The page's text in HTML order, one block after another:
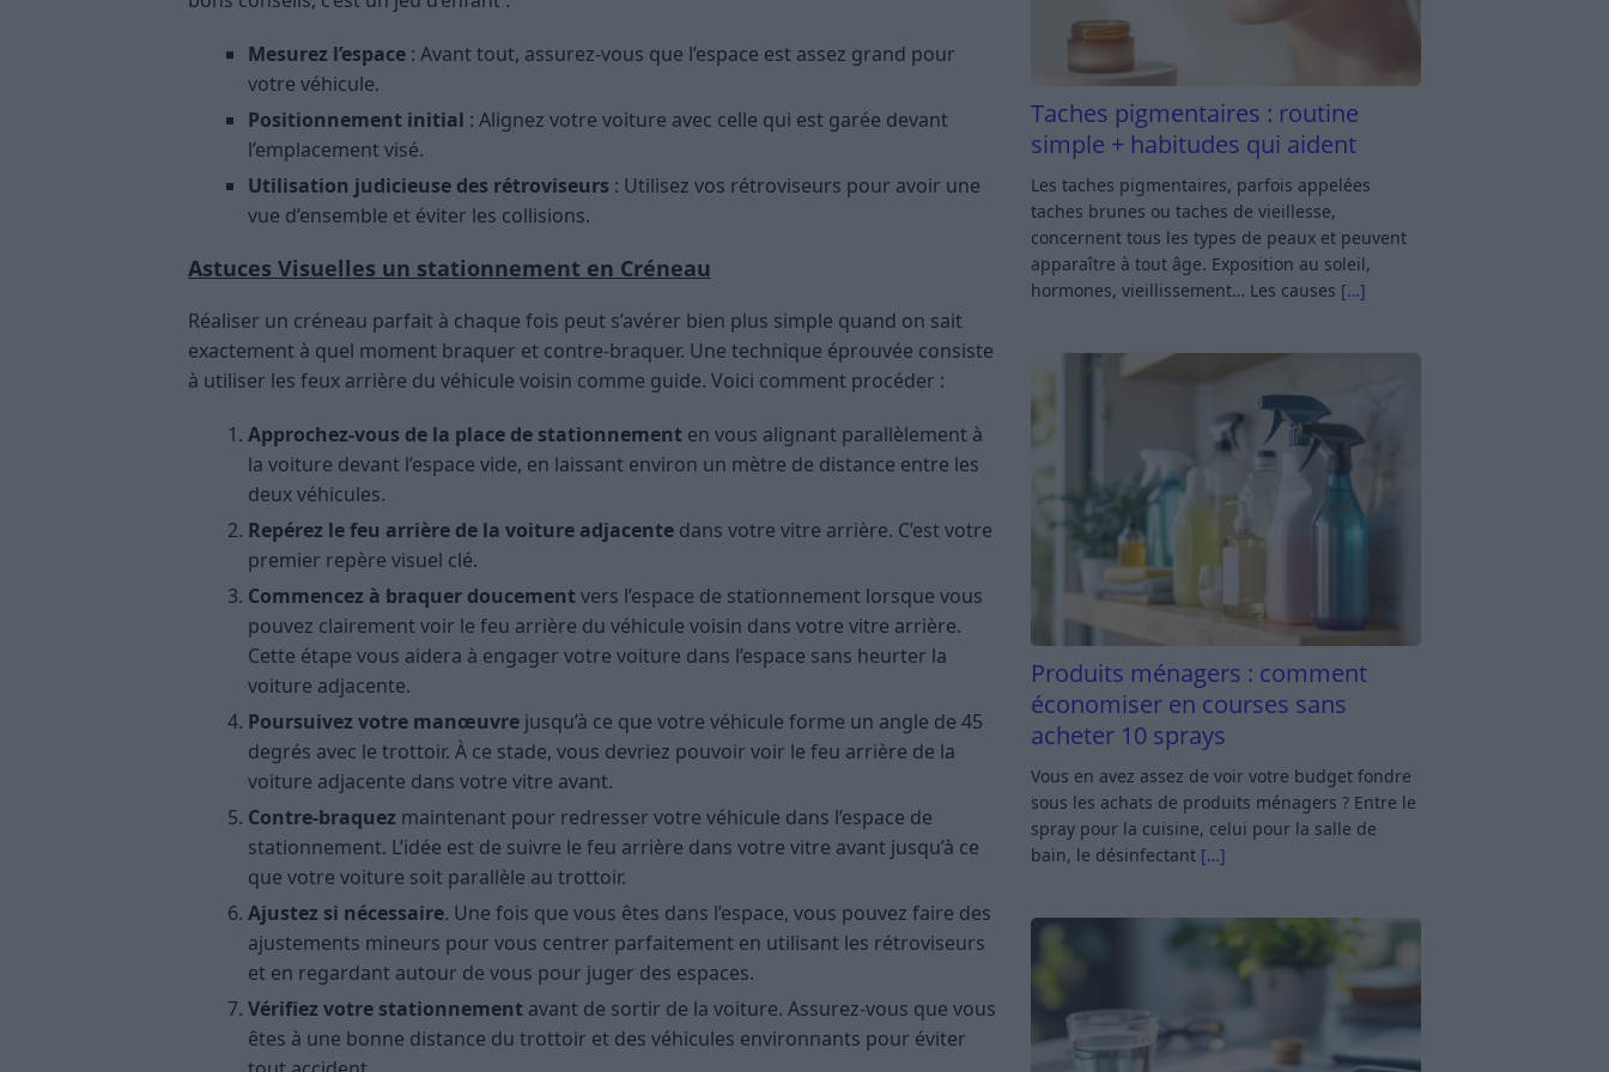
Mesurez l’espace : Avant tout, assurez-vous que l’espace est assez grand pour
votre véhicule.
Positionnement initial : Alignez votre voiture avec celle qui est garée devant
l’emplacement visé.
Utilisation judicieuse des rétroviseurs : Utilisez vos rétroviseurs pour avoir une
vue d’ensemble et éviter les collisions.
Astuces Visuelles un stationnement en Créneau
Réaliser un créneau parfait à chaque fois peut s’avérer bien plus simple quand on sait
exactement à quel moment braquer et contre-braquer. Une technique éprouvée consiste
à utiliser les feux arrière du véhicule voisin comme guide. Voici comment procéder :
Approchez-vous de la place de stationnement en vous alignant parallèlement à
la voiture devant l’espace vide, en laissant environ un mètre de distance entre les
deux véhicules.
Repérez le feu arrière de la voiture adjacente dans votre vitre arrière. C’est votre
premier repère visuel clé.
Commencez à braquer doucementvers l’espace de stationnement lorsque vous
pouvez clairement voir le feu arrière du véhicule voisin dans votre vitre arrière.
Cette étape vous aidera à engager votre voiture dans l’espace sans heurter la
voiture adjacente.
Poursuivez votre manœuvre jusqu’à ce que votre véhicule forme un angle de 45
degrés avec le trottoir. À ce stade, vous devriez pouvoir voir le feu arrière de la
voiture adjacente dans votre vitre avant.
Contre-braquez maintenant pour redresser votre véhicule dans l’espace de
stationnement. L’idée est de suivre le feu arrière dans votre vitre avant jusqu’à ce
que votre voiture soit parallèle au trottoir.
Ajustez si nécessaire. Une fois que vous êtes dans l’espace, vous pouvez faire des
ajustements mineurs pour vous centrer parfaitement en utilisant les rétroviseurs
et en regardant autour de vous pour juger des espaces.
Vérifiez votre stationnement avant de sortir de la voiture. Assurez-vous que vous
êtes à une bonne distance du trottoir et des véhicules environnants pour éviter
Taches pigmentaires : routine
simple + habitudes qui aident
Les taches pigmentaires, parfois appelées
taches brunes ou taches de vieillesse,
concernent tous les types de peaux et peuvent
apparaître à tout âge. Exposition au soleil,
hormones, vieillissement… Les causes […]
Produits ménagers : comment
économiser en courses sans
acheter 10 sprays
Vous en avez assez de voir votre budget fondre
sous les achats de produits ménagers ? Entre le
spray pour la cuisine, celui pour la salle de
bain, le désinfectant […]